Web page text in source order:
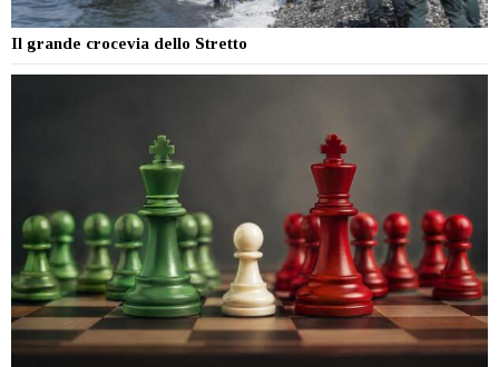
Il grande crocevia dello Stretto